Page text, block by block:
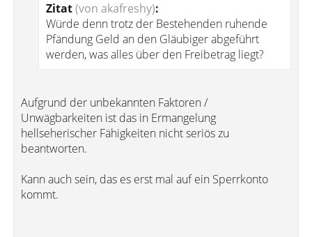
Zitat(von akafreshy):
Würde denn trotz der Bestehenden ruhende
Pfändung Geld an den Gläubiger abgeführt
werden, was alles über den Freibetrag liegt?
Aufgrund der unbekannten Faktoren /
Unwägbarkeiten ist das in Ermangelung
hellseherischer Fähigkeiten nicht seriös zu
beantworten.
Kann auch sein, das es erst mal auf ein Sperrkonto
kommt.